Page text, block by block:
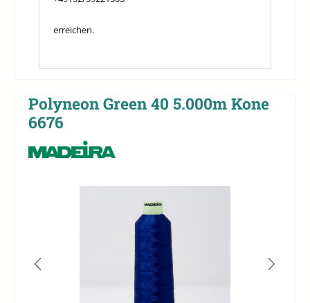
erreichen.
Polyneon Green 40 5.000m Kone
6676